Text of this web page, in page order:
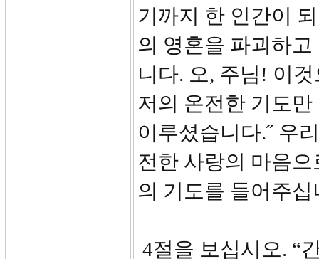
기까지 한 인간이
의 영혼을 파괴하
니다. 오, 주님! 이
저의 온전한 기도
이루셨습니다.˝ 우
전한 사랑의 마음
의 기도를 들어주십
4절을 보십시오. “